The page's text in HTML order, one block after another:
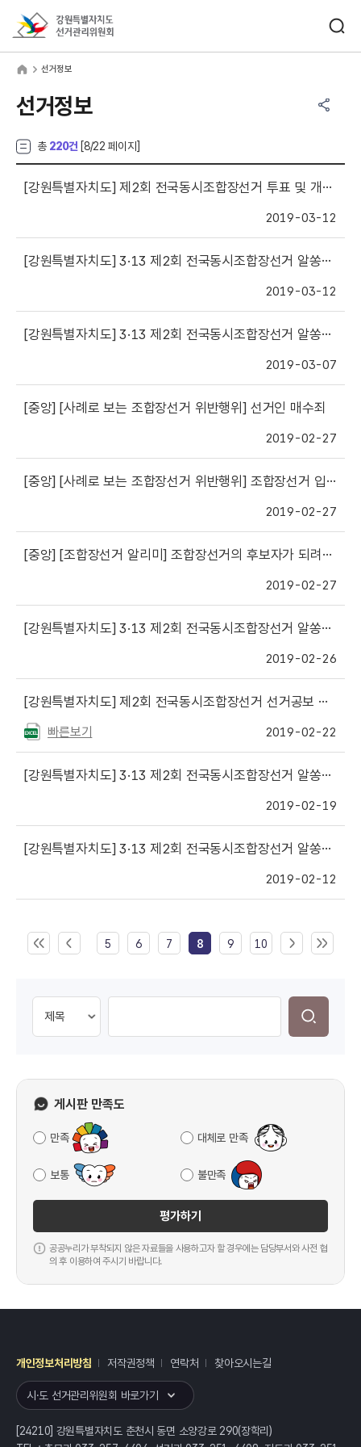
선거정보
선거정보
총 220건 [8/22 페이지]
[강원특별자치도] 제2회 전국동시조합장선거 투표 및 개표 생방송 시청 안내
2019-03-12
[강원특별자치도] 3·13 제2회 전국동시조합장선거 알쏭달쏭 위탁선거법(투표일 교통편의 제공)
2019-03-12
[강원특별자치도] 3·13 제2회 전국동시조합장선거 알쏭달쏭 위탁선거법(명함배부는?)
2019-03-07
[중앙] [사례로 보는 조합장선거 위반행위] 선거인 매수죄
2019-02-27
[중앙] [사례로 보는 조합장선거 위반행위] 조합장선거 입후보예정자는 축의금을 낼 수 있을까요?
2019-02-27
[중앙] [조합장선거 알리미] 조합장선거의 후보자가 되려는 사람이 조합원에게 문자메시지를 전송할 수 있나요?
2019-02-27
[강원특별자치도] 3·13 제2회 전국동시조합장선거 알쏭달쏭 위탁선거법(선거법 위반 제보 포상금은?)
2019-02-26
[강원특별자치도] 제2회 전국동시조합장선거 선거공보 및 선거벽보 작성·제출 수량(강원도 전체)
빠른보기 2019-02-22
[강원특별자치도] 3·13 제2회 전국동시조합장선거 알쏭달쏭 위탁선거법(현금 전달 과태료는?)
2019-02-19
[강원특별자치도] 3·13 제2회 전국동시조합장선거 알쏭달쏭 위탁선거법(현금전달위반)
2019-02-12
5 6 7 8 9 10
게시판 만족도
만족 대체로 만족
보통 불만족
평가하기
공공누리가 부착되지 않은 자료들을 사용하고자 할 경우에는 담당부서와 사전 협
의 후 이용하여 주시기 바랍니다.
개인정보처리방침 저작권정책 연락처 찾아오시는길
시·도 선거관리위원회 바로가기
[24210] 강원특별자치도 춘천시 동면 소양강로 290(장학리)